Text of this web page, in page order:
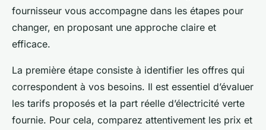
fournisseur vous accompagne dans les étapes pour
changer, en proposant une approche claire et
efficace.
La première étape consiste à identifier les offres qui
correspondent à vos besoins. Il est essentiel d’évaluer
les tarifs proposés et la part réelle d’électricité verte
fournie. Pour cela, comparez attentivement les prix et